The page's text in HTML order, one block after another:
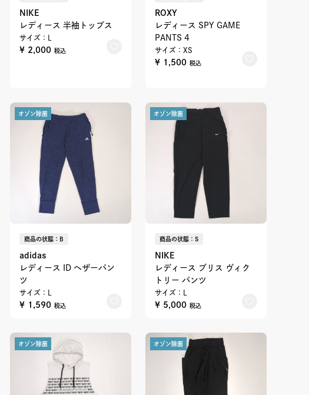
NIKE
レディース 半袖トップス
サイズ：L
¥ 2,000 税込
ROXY
レディース SPY GAME
PANTS 4
サイズ：XS
¥ 1,500 税込
オゾン除菌
商品の状態：B
adidas
レディース ID ヘザーパン
ツ
サイズ：L
¥ 1,590 税込
オゾン除菌
商品の状態：S
NIKE
レディース ブリス ヴィク
トリー パンツ
サイズ：L
¥ 5,000 税込
オゾン除菌 オゾン除菌